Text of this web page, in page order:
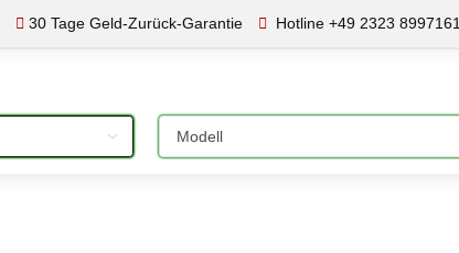
30 Tage Geld-Zurück-Garantie Hotline +49 2323 8997161